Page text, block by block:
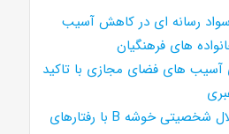
رسانه ای در کاهش آسیب
های فرهنگیان
آسیب های فضای مجازی با تاکید
بررسی شباهت اختلال شخصیتی خوشه B با رفتارهای